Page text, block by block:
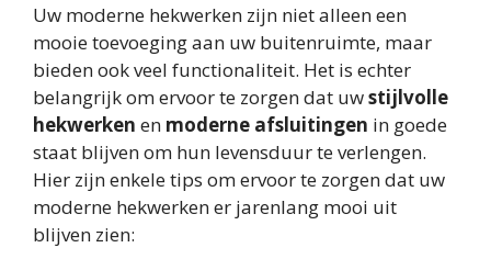
Uw moderne hekwerken zijn niet alleen een
mooie toevoeging aan uw buitenruimte, maar
bieden ook veel functionaliteit. Het is echter
belangrijk om ervoor te zorgen dat uwstijlvolle
hekwerken en moderne afsluitingen in goede
staat blijven om hun levensduur te verlengen.
Hier zijn enkele tips om ervoor te zorgen dat uw
moderne hekwerken er jarenlang mooi uit
blijven zien: